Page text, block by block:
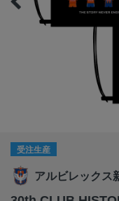
受注生産
アルビレックス